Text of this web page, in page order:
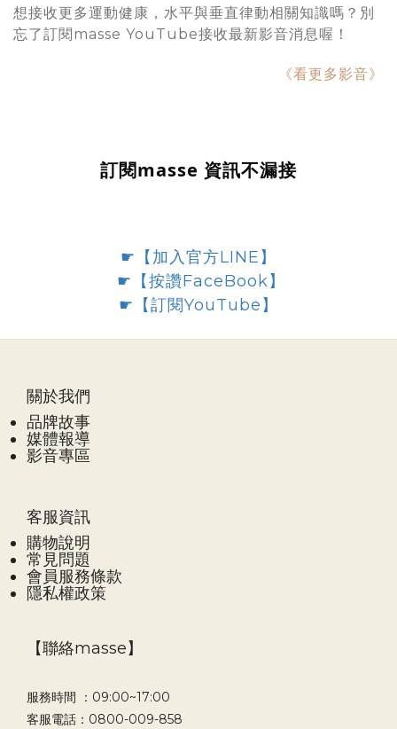
想接收更多運動健康，水平與垂直律動相關知識嗎？別
忘了訂閱masse YouTube接收最新影音消息喔！
《看更多影音》
訂閱masse 資訊不漏接
☛ 【加入官方LINE】
☛ 【按讚FaceBook】
☛ 【訂閱YouTube】
關於我們
品牌故事
媒體報導
影音專區
客服資訊
購物說明
常見問題
會員服務條款
隱私權政策
【聯絡masse】
服務時間 ：09:00~17:00
客服電話：0800-009-858